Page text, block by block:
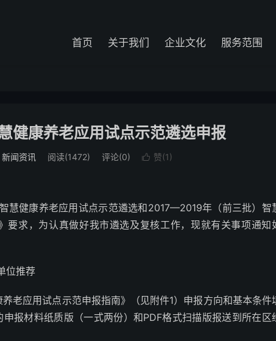
首页 关于我们 企业文化 服务范围
健康养老应用试点示范遴选申报
新闻资讯 阅读(1472) 评论(0)  赞(1)
慧健康养老应用试点示范遴选和2017—2019年（前三批）智
要求，为认真做好我市遴选及复核工作，现就有关事项通知
位推荐
老应用试点示范申报指南》（见附件1）申报方向和基本条件
报材料纸质版（一式两份）和PDF格式扫描版报送到所在区